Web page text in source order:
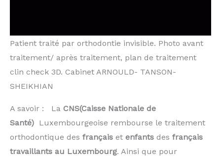
Patient traité par orthodontie invisible. Photo avant
traitement/ après traitement, plan de traitement
clin check 3D. Cabinet ARNOULD- TANSON-
SHEIKHIAN
A savoir : La CNS(Caisse Nationale de
Santé) Luxembourgeoise rembourse le traitement
orthodontique des français et enfants des français
travaillants au Luxembourg. Ainsi que pour